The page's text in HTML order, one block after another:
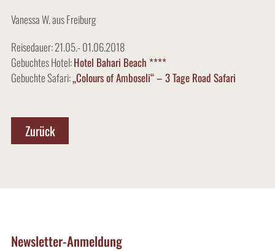
Vanessa W. aus Freiburg
Reisedauer: 21.05.- 01.06.2018
Gebuchtes Hotel:Hotel Bahari Beach ****
Gebuchte Safari:„Colours of Amboseli“ – 3 Tage Road Safari
Zurück
Newsletter-Anmeldung